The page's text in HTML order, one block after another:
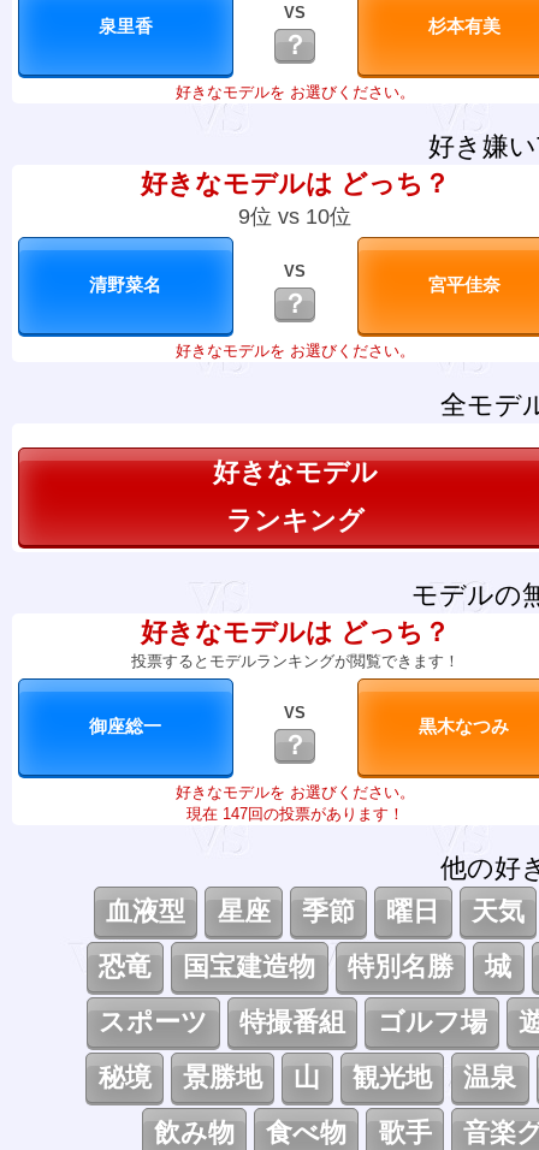
VS
？
好きなモデルを お選びください。
好き嫌
好きなモデルは どっち？
9位 vs 10位
VS
？
好きなモデルを お選びください。
全モデ
好きなモデル
ランキング
モデルの
好きなモデルは どっち？
投票するとモデルランキングが閲覧できます！
VS
？
好きなモデルを お選びください。
現在 147回の投票があります！
他の好
血液型
星座 季節 曜日
天気
恐竜
国宝建造物 特別名勝
城
スポーツ
特撮番組 ゴルフ場
秘境
景勝地 山 観光地
温泉
飲み物
食べ物 歌手
音楽